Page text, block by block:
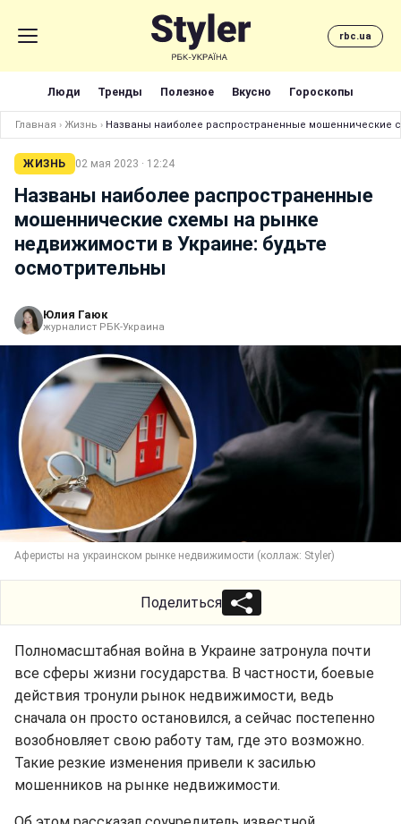
rbc.ua
Люди Тренды Полезное Вкусно Гороскопы
Главная › Жизнь › Названы наиболее распространенные мошеннические
ЖИЗНЬ 02 мая 2023 · 12:24
Названы наиболее распространенные
мошеннические схемы на рынке
недвижимости в Украине: будьте
осмотрительны
Юлия Гаюк
журналист РБК-Украина
Аферисты на украинском рынке недвижимости (коллаж: Styler)
Поделиться
Полномасштабная война в Украине затронула почти
все сферы жизни государства. В частности, боевые
действия тронули рынок недвижимости, ведь
сначала он просто остановился, а сейчас постепенно
возобновляет свою работу там, где это возможно.
Такие резкие изменения привели к засилью
мошенников на рынке недвижимости.